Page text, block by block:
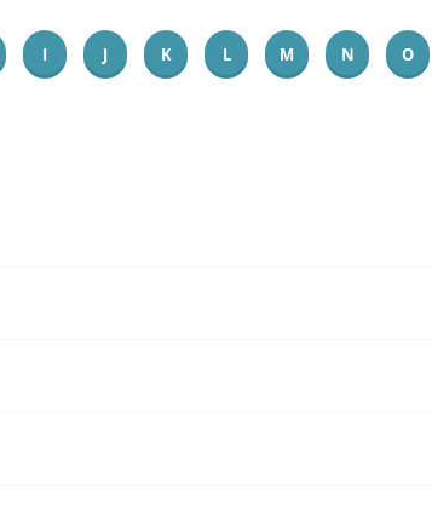
I J K L M N O